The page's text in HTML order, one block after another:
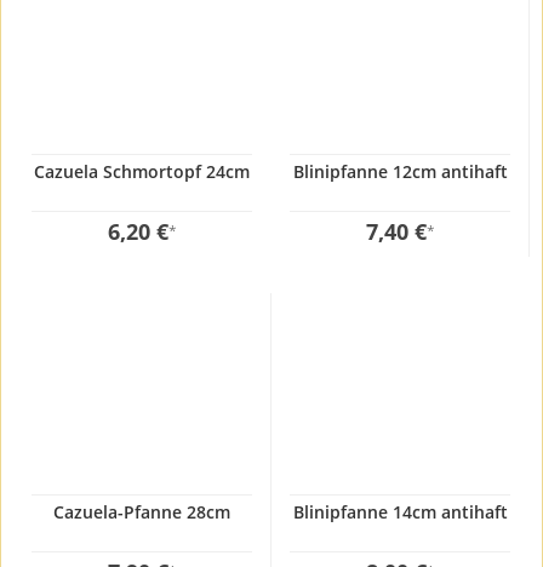
Cazuela Schmortopf 24cm
6,20 €*
Blinipfanne 12cm antihaft
7,40 €*
Cazuela-Pfanne 28cm Blinipfanne 14cm antihaft